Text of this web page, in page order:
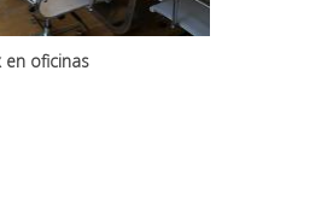
en oficinas